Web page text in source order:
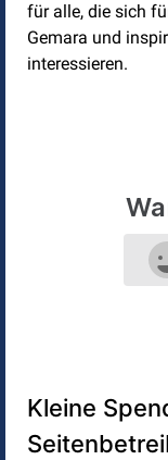
für alle, die sich
Gemara und
interessieren.
Kleine